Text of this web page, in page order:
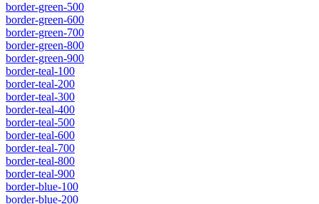
border-green-500
border-green-600
border-green-700
border-green-800
border-green-900
border-teal-100
border-teal-200
border-teal-300
border-teal-400
border-teal-500
border-teal-600
border-teal-700
border-teal-800
border-teal-900
border-blue-100
border-blue-200